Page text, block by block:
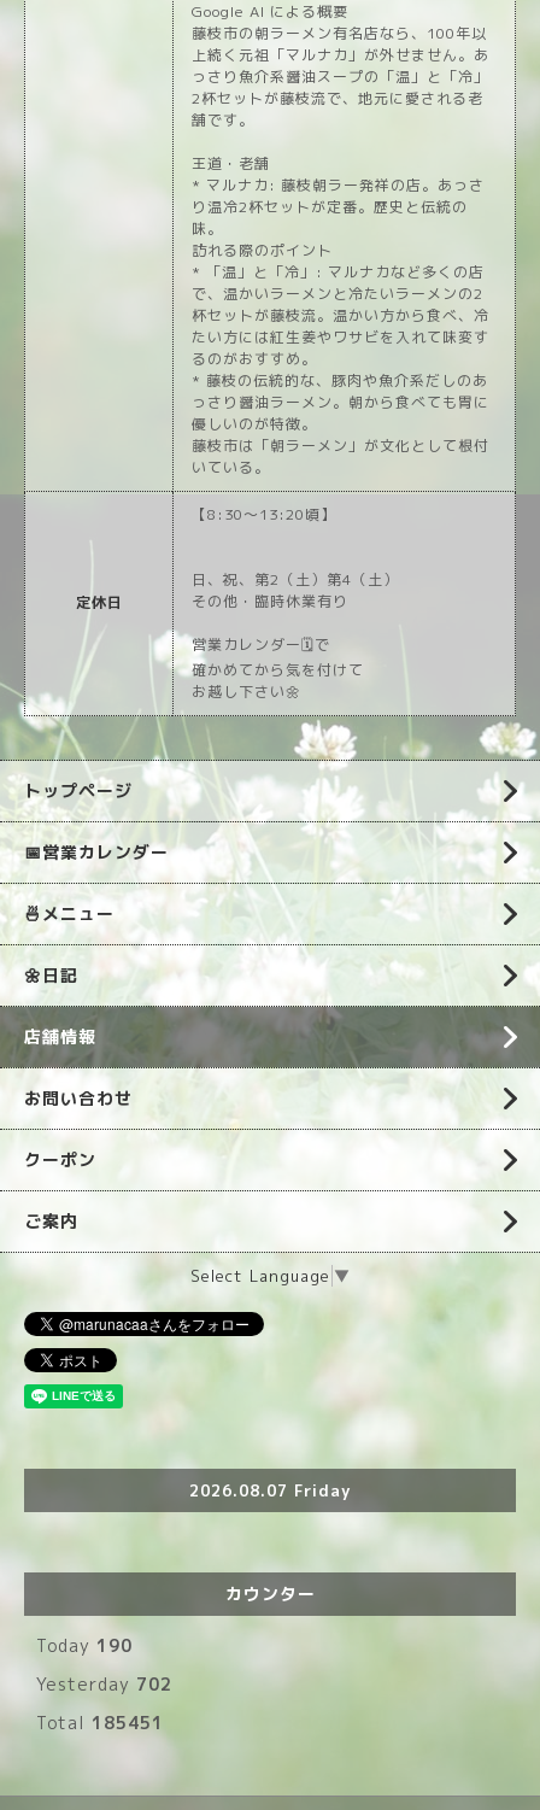
Google AI による概要
藤枝市の朝ラーメン有名店なら、100年以
上続く元祖「マルナカ」が外せません。あ
っさり魚介系醤油スープの「温」と「冷」
2杯セットが藤枝流で、地元に愛される老
舗です。
王道・老舗
* マルナカ: 藤枝朝ラー発祥の店。あっさ
り温冷2杯セットが定番。歴史と伝統の
味。
訪れる際のポイント
* 「温」と「冷」: マルナカなど多くの店
で、温かいラーメンと冷たいラーメンの2
杯セットが藤枝流。温かい方から食べ、冷
たい方には紅生姜やワサビを入れて味変す
るのがおすすめ。
* 藤枝の伝統的な、豚肉や魚介系だしのあ
っさり醤油ラーメン。朝から食べても胃に
優しいのが特徴。
藤枝市は「朝ラーメン」が文化として根付
いている。
定休日
【8:30〜13:20頃】
日、祝、第2（土）第4（土）
その他・臨時休業有り
営業カレンダー🗓️で
確かめてから気を付けて
お越し下さい🌼
トップページ
📅営業カレンダー
🍜メニュー
🌼日記
店舗情報
お問い合わせ
クーポン
ご案内
Select Language ▼
2026.08.07 Friday
カウンター
Today 190
Yesterday 702
Total 185451